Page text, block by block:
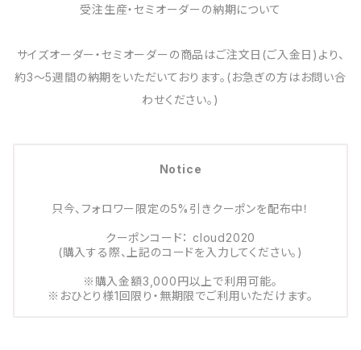
受注生産・セミオーダーの納期について
サイズオーダー・セミオーダーの商品はご注文日(ご入金日)より、
約3～5週間の納期をいただいております。(お急ぎの方はお問い合
わせください。)
Notice
只今、フォロワー限定の5%引きクーポンを配布中！
クーポンコード： cloud2020
(購入する際、上記のコードを入力してください。)
※購入金額3,000円以上で利用可能。
※おひとり様1回限り・無期限でご利用いただけます。